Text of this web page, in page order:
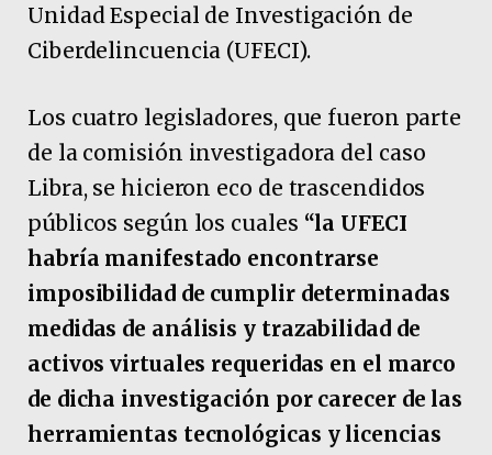
Unidad Especial de Investigación de
Ciberdelincuencia (UFECI).
Los cuatro legisladores, que fueron parte
de la comisión investigadora del caso
Libra, se hicieron eco de trascendidos
públicos según los cuales “la UFECI
habría manifestado encontrarse
imposibilidad de cumplir determinadas
medidas de análisis y trazabilidad de
activos virtuales requeridas en el marco
de dicha investigación por carecer de las
herramientas tecnológicas y licencias